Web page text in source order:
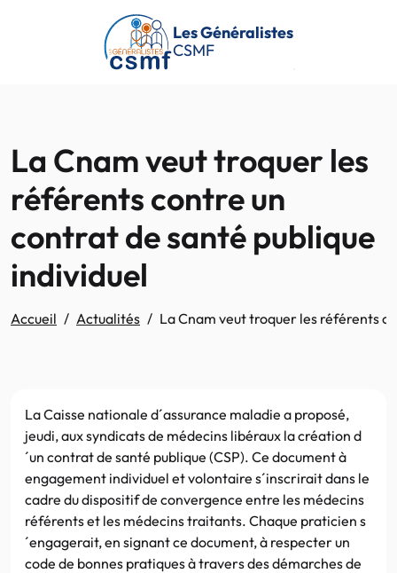
Passer au contenu principal
Les Généralistes
CSMF
La Cnam veut troquer les
référents contre un
contrat de santé publique
individuel
Accueil Actualités La Cnam veut troquer les référents
La Caisse nationale d´assurance maladie a proposé,
jeudi, aux syndicats de médecins libéraux la création d
´un contrat de santé publique (CSP). Ce document à
engagement individuel et volontaire s´inscrirait dans le
cadre du dispositif de convergence entre les médecins
référents et les médecins traitants. Chaque praticien s
´engagerait, en signant ce document, à respecter un
code de bonnes pratiques à travers des démarches de